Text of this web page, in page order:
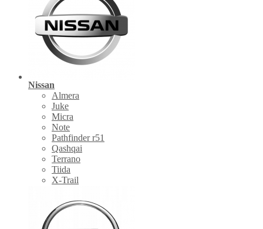
Nissan
Almera
Juke
Micra
Note
Pathfinder r51
Qashqai
Terrano
Tiida
X-Trail